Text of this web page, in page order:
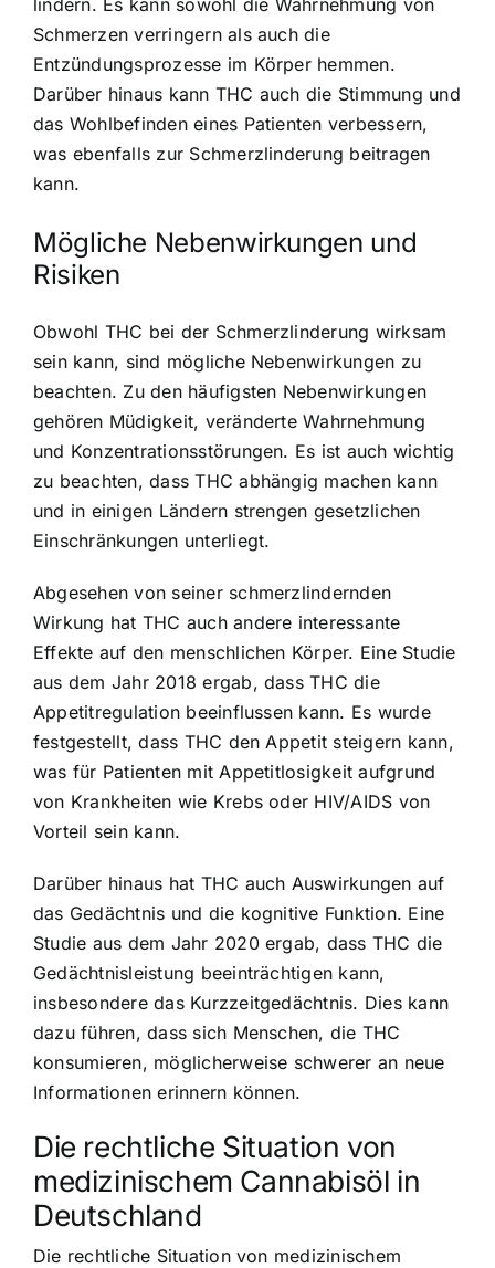
lindern. Es kann sowohl die Wahrnehmung von
Schmerzen verringern als auch die
Entzündungsprozesse im Körper hemmen.
Darüber hinaus kann THC auch die Stimmung und
das Wohlbefinden eines Patienten verbessern,
was ebenfalls zur Schmerzlinderung beitragen
kann.
Mögliche Nebenwirkungen und
Risiken
Obwohl THC bei der Schmerzlinderung wirksam
sein kann, sind mögliche Nebenwirkungen zu
beachten. Zu den häufigsten Nebenwirkungen
gehören Müdigkeit, veränderte Wahrnehmung
und Konzentrationsstörungen. Es ist auch wichtig
zu beachten, dass THC abhängig machen kann
und in einigen Ländern strengen gesetzlichen
Einschränkungen unterliegt.
Abgesehen von seiner schmerzlindernden
Wirkung hat THC auch andere interessante
Effekte auf den menschlichen Körper. Eine Studie
aus dem Jahr 2018 ergab, dass THC die
Appetitregulation beeinflussen kann. Es wurde
festgestellt, dass THC den Appetit steigern kann,
was für Patienten mit Appetitlosigkeit aufgrund
von Krankheiten wie Krebs oder HIV/AIDS von
Vorteil sein kann.
Darüber hinaus hat THC auch Auswirkungen auf
das Gedächtnis und die kognitive Funktion. Eine
Studie aus dem Jahr 2020 ergab, dass THC die
Gedächtnisleistung beeinträchtigen kann,
insbesondere das Kurzzeitgedächtnis. Dies kann
dazu führen, dass sich Menschen, die THC
konsumieren, möglicherweise schwerer an neue
Informationen erinnern können.
Die rechtliche Situation von
medizinischem Cannabisöl in
Deutschland
Die rechtliche Situation von medizinischem